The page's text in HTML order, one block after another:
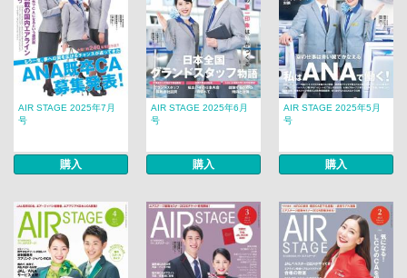
AIR STAGE 2025年7月
号
購入
AIR STAGE 2025年6月
号
購入
AIR STAGE 2025年5月
号
購入